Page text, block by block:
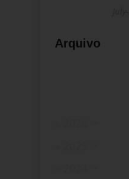
Arquivo